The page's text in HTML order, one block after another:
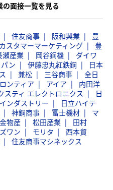
面接一覧を見る
住友商事 阪和興業
豊
スタマーマーケティング
豊
瀬産業 岡谷鋼機
ダイワ
ン 伊藤忠丸紅鉄鋼
日本
兼松 三谷商事
全日
ンティア アイア
内田洋
スティ エレクトロニクス
日
ンダストリー
日立ハイテ
神鋼商事 冨士機材
マ
物産 松田産業
田村
ワン モリタ
西本貿
住友商事マシネックス